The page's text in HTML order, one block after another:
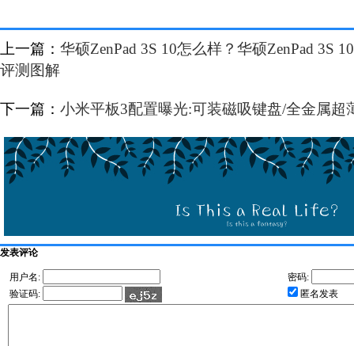
上一篇： 华硕ZenPad 3S 10怎么样？华硕ZenPad 3S
评测图解
下一篇： 小米平板3配置曝光:可装磁吸键盘/全金属超
发表评论
用户名:
密码:
验证码:
匿名发表